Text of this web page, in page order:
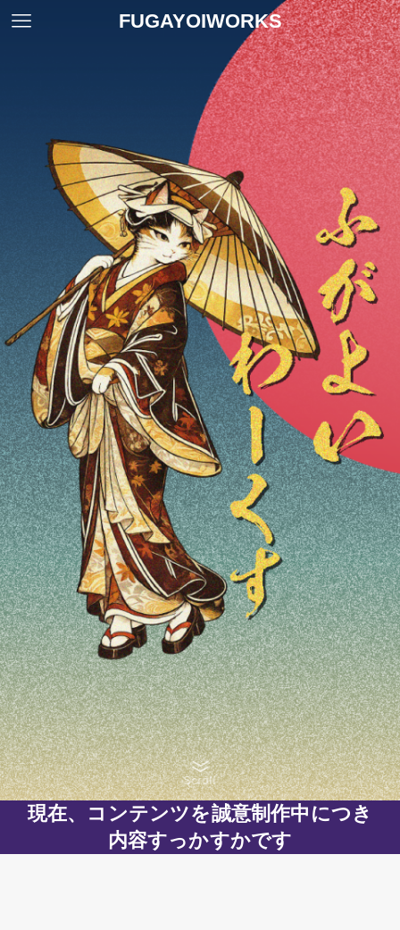
FUGAYOIWORKS
Scroll
現在、コンテンツを誠意制作中につき
内容すっかすかです